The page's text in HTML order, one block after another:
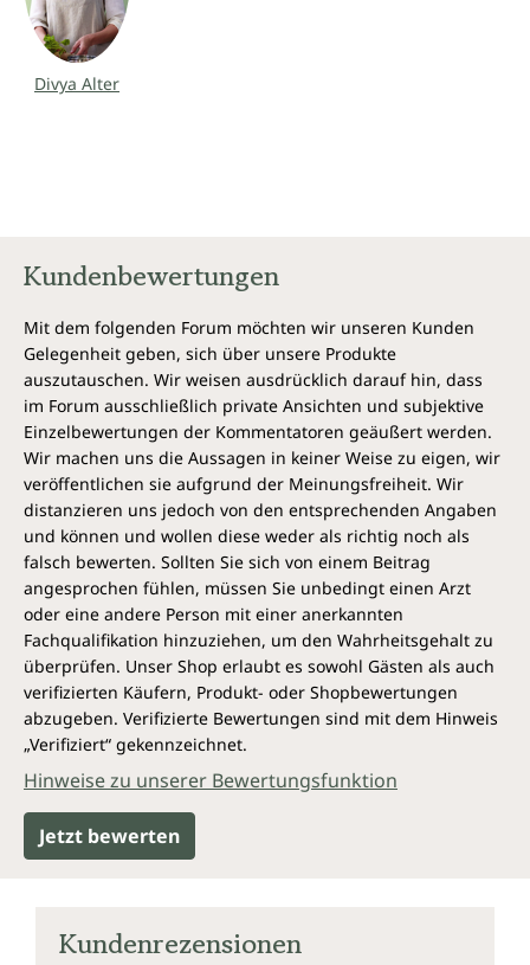
Gesundheit zu verändern: physisch, emotional, mental und
spirituell. Namaste, liebe Divya, für dein inspirierendes
Buch.“
— KAREN PAGE, Autorin und zweimalige Gewinnerin
Divya Alter
Kundenbewertungen
Mit dem folgenden Forum möchten wir unseren Kunden
Gelegenheit geben, sich über unsere Produkte
auszutauschen. Wir weisen ausdrücklich darauf hin, dass
im Forum ausschließlich private Ansichten und subjektive
Einzelbewertungen der Kommentatoren geäußert werden.
Wir machen uns die Aussagen in keiner Weise zu eigen, wir
veröffentlichen sie aufgrund der Meinungsfreiheit. Wir
distanzieren uns jedoch von den entsprechenden Angaben
und können und wollen diese weder als richtig noch als
falsch bewerten. Sollten Sie sich von einem Beitrag
angesprochen fühlen, müssen Sie unbedingt einen Arzt
oder eine andere Person mit einer anerkannten
Fachqualifikation hinzuziehen, um den Wahrheitsgehalt zu
überprüfen. Unser Shop erlaubt es sowohl Gästen als auch
verifizierten Käufern, Produkt- oder Shopbewertungen
abzugeben. Verifizierte Bewertungen sind mit dem Hinweis
„Verifiziert“ gekennzeichnet.
Hinweise zu unserer Bewertungsfunktion
Jetzt bewerten
Kundenrezensionen